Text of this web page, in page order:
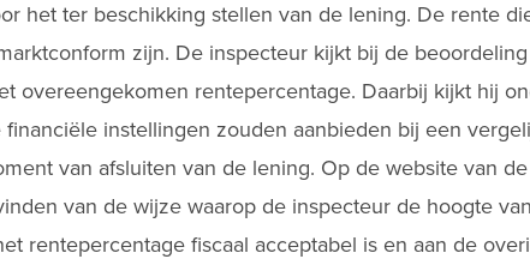
het ter beschikking stellen van de lening. De rente
zijn. De inspecteur kijkt bij de
overeengekomen rentepercentage. Daarbij kijkt hij
instellingen zouden aanbieden bij een
van afsluiten van de lening. Op de website van
van de wijze waarop de inspecteur de hoogte
rentepercentage fiscaal acceptabel is en aan de